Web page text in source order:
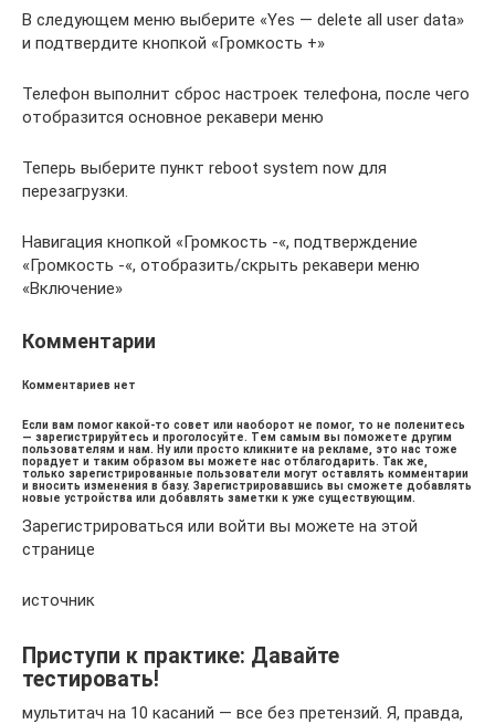
В следующем меню выберите «Yes — delete all user data»
и подтвердите кнопкой «Громкость +»
Телефон выполнит сброс настроек телефона, после чего
отобразится основное рекавери меню
Теперь выберите пункт reboot system now для
перезагрузки.
Навигация кнопкой «Громкость -«, подтверждение
«Громкость -«, отобразить/скрыть рекавери меню
«Включение»
Комментарии
Комментариев нет
Если вам помог какой-то совет или наоборот не помог, то не поленитесь
— зарегистрируйтесь и проголосуйте. Тем самым вы поможете другим
пользователям и нам. Ну или просто кликните на рекламе, это нас тоже
порадует и таким образом вы можете нас отблагодарить. Так же,
только зарегистрированные пользователи могут оставлять комментарии
и вносить изменения в базу. Зарегистрировавшись вы сможете добавлять
новые устройства или добавлять заметки к уже существующим.
Зарегистрироваться или войти вы можете на этой
странице
источник
Приступи к практике: Давайте
тестировать!
мультитач на 10 касаний — все без претензий. Я, правда,